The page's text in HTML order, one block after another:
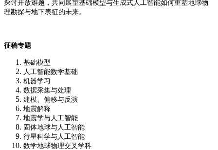
探讨开放难题，共同展望基础模型与生成式人工智能如何重塑地球物
理勘探与地下表征的未来。
征稿专题
基础模型
人工智能数学基础
机器学习
数据采集与处理
建模、偏移与反演
地震解释
地震学与人工智能
固体地球与人工智能
行星科学与人工智能
数学地球物理交叉学科